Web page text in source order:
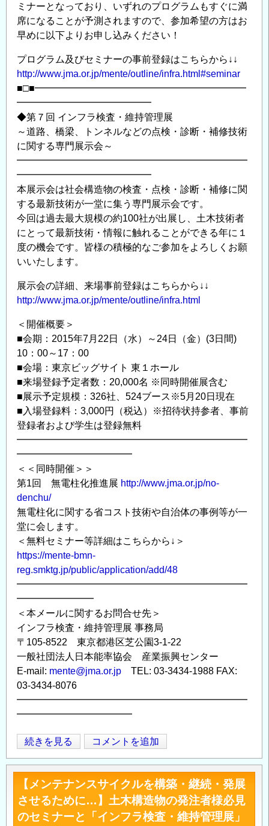
す！
【第
1
回
設
材
展
出
展
募
集
の
ご
案
内】
の
ミナーとなっており、いずれのプログラムもすぐに満
席になることが予測されますので、参加希望の方はお
早めに以下よりお申し込みください！
プログラム及びセミナーの事前登録はこちらから↓↓
http://www.jma.or.jp/mente/outline/infra.html#seminar
■□■━━━━━━━━━━━━━━━━━━━━━━
━━━━━━━━━━━━━━
◆第７回 インフラ検査・維持管理展
～道路、橋梁、トンネルなどの点検・診断・補修技術
に関する専門展示会～
━━━━━━━━━━━━━━━━━━━━━━━━
━━━━━━━━━━━━━━
本展示会は社会構造物の検査・点検・診断・補修に関
する最新技術が一堂に集う専門展示会です。
今回は過去最大規模の約100社が出展し、土木技術者
にとって最新技術・情報に触れることができる年に１
度の機会です。皆様の積極的なご参加をよろしくお願
いいたします。
展示会の詳細、来場事前登録はこちらから↓↓
http://www.jma.or.jp/mente/outline/infra.html
＜開催概要＞
■会期：2015年7月22日（水）～24日（金）(3日間)
10：00～17：00
■会場：東京ビッグサイト 東１ホール
■来場登録予定者数：20,000名 ※同時開催展含む
■展示予定規模：326社、524ブース※5月20日現在
■入場登録料：3,000円（税込）※招待状持参者、事前
登録者および学生は登録無料
━━━━━━━━━━━━━━━━━━━━━━━━
━━━━━━━━━━━━
＜＜同時開催＞＞
第1回 無電柱化推進展 http://www.jma.or.jp/no-
denchu/
無電柱化に関する省コスト技術や自治体の事例等が一
堂に会します。
＜無料セミナー等詳細はこちらから↓＞
https://mente-bmn-
reg.smktg.jp/public/application/add/48
━━━━━━━━━━━━━━━━━━━━━━━━
━━━━━━━━
＜本メールに関するお問合せ先＞
インフラ検査・維持管理展 事務局
〒105-8522 東京都港区芝公園3-1-22
一般社団法人日本能率協会 産業振興センター
E-mail: mente@jma.or.jp TEL: 03-3434-1988 FAX:
03-3434-8076
━━━━━━━━━━━━━━━━━━━━━━━━
━━━━━━━━━━━━
社
会
イ
ン
フ
ラ
続きを見る コメントを追加
【メンテナンスサイクルを構築・継続・発展
させるために…】土木構造物の発注者様必見
のセミナーと「インフラ検査・維持管理展」